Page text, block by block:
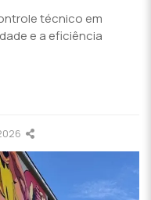
técnico em
e a eficiência